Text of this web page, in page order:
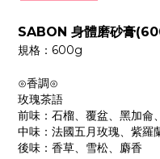
SABON 身體磨砂膏
規格：600g
⊙香調⊙
玫瑰茶語
前味：石榴、覆盆、黑加侖
中味：法國五月玫瑰、紫羅
後味：香草、雪松、麝香